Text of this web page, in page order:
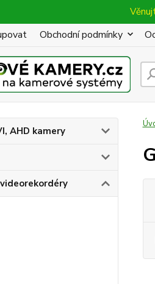
Obchodní podmínky
AHD kamery